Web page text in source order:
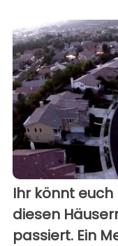
Ihr könnt
diesen
passiert. Ein